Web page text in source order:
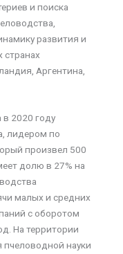
и поиска
развития и
Аргентина,
2020 году
лидером по
произвел 500
долю в 27% на
малых и средних
с оборотом
На территории
пчеловодной науки